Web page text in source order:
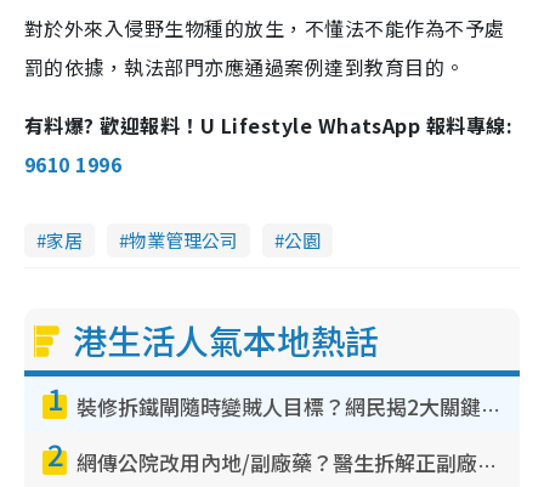
對於外來入侵野生物種的放生，不懂法不能作為不予處
罰的依據，執法部門亦應通過案例達到教育目的。
有料爆? 歡迎報料！U Lifestyle WhatsApp 報料專線:
9610 1996
家居 物業管理公司 公園
港生活人氣本地熱話
1 裝修拆鐵閘隨時變賊人目標？網民揭2大關鍵用途：裝新式等於白裝？附新舊鐵閘分別
2 網傳公院改用內地/副廠藥？醫生拆解正副廠分別 揭4類人換藥隨時出事